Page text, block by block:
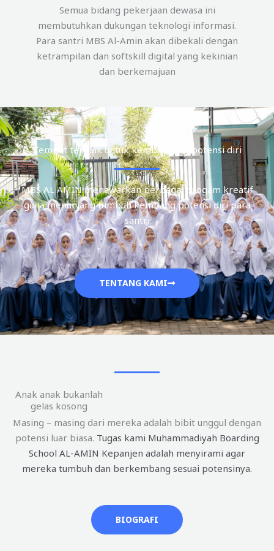
Semua bidang pekerjaan dewasa ini
membutuhkan dukungan teknologi informasi.
Para santri MBS Al-Amin akan dibekali dengan
ketrampilan dan softskill digital yang kekinian
dan berkemajuan
Tempat terbaik untuk kembangkan potensi diri
MBS AL AMIN menawarkan berbagai progam kreatif
guna menunjang tumbuh kembang potensi diri para
santri
TENTANG KAMI
Anak anak bukanlah
gelas kosong
Masing – masing dari mereka adalah bibit unggul dengan
potensi luar biasa. Tugas kami Muhammadiyah Boarding
School AL-AMIN Kepanjen adalah menyirami agar
mereka tumbuh dan berkembang sesuai potensinya.
BIOGRAFI